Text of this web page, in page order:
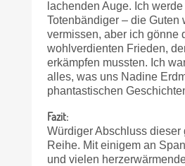
lachenden Auge. Ich
Totenbändiger – die Guten
vermissen, aber ich gönne
wohlverdienten Frieden,
erkämpfen mussten. Ich
alles, was uns Nadine
phantastischen
Fazit:
Würdiger Abschluss dieser
Reihe. Mit einigem an
und vielen